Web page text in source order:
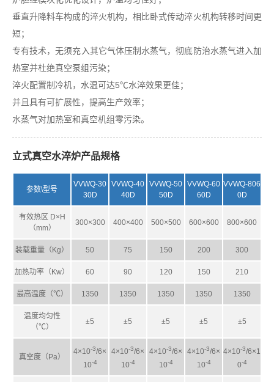
垂直升降料车构成的淬火机构，相比卧式传动淬火机构转移时间更
短；
专有技术，无须充入其它气体压制水蒸气，彻底防治水蒸气进入加
热室并杜绝真空泵组污染；
淬火配置制冷机，水温可达5℃水淬效果更佳；
并且具有可扩展性，提高生产效率；
水蒸气对加热室和真空机组零污染。
立式真空水淬炉产品规格
参数\型号
VVWQ-30
30D
VVWQ-40
40D
VVWQ-50
50D
VVWQ-60
60D
VVWQ-806
0D
有效热区 D×H
（mm）
300×300 400×400 500×500 600×600 800×600
装载重量（Kg） 50 75 150 200 300
加热功率（Kw） 60 90 120 150 210
最高温度（℃） 1350 1350 1350 1350 1350
温度均匀性
（℃）
±5 ±5 ±5 ±5 ±5
真空度（Pa）
4×10-3/6×
10-4
4×10-3/6×
10-4
4×10-3/6×
10-4
4×10-3/6×
10-4
4×10-3/6×1
0-4